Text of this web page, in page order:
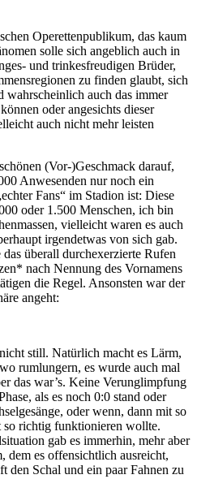
Operettenpublikum, das kaum
solle sich angeblich auch in
und trinkesfreudigen Brüder,
zu finden glaubt, sich
wahrscheinlich auch das immer
oder angesichts dieser
auch nicht mehr leisten
(Vor-)Geschmack darauf,
Anwesenden nur noch ein
Fans“ im Stadion ist: Diese
oder 1.500 Menschen, ich bin
vielleicht waren es auch
irgendetwas von sich gab.
überall durchexerzierte Rufen
nach Nennung des Vornamens
die Regel. Ansonsten war der
angeht:
still. Natürlich macht es Lärm,
rumlungern, es wurde auch mal
das war’s. Keine Verunglimpfung
als es noch 0:0 stand oder
oder wenn, dann mit so
so richtig funktionieren wollte.
gab es immerhin, mehr aber
dem es offensichtlich ausreicht,
den Schal und ein paar Fahnen zu